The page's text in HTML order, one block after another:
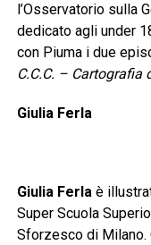
l’Osservatorio sulla
dedicato agli under
con Piuma i due
C.C.C. – Cartografia
Giulia Ferla
Giulia Ferlaè
Super Scuola
Sforzesco di Milano.